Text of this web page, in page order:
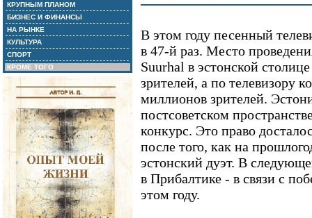
КРУПНЫМ ПЛАНОМ
БИЗНЕС И ФИНАНСЫ
НА РЫНКЕ
КУЛЬТУРА
СПОРТ
КРОМЕ ТОГО
В этом году песенный
в 47-й раз. Место
Suurhal в эстонской
зрителей, а по телевизору
миллионов зрителей.
постсоветском
конкурс. Это право
после того, как на
эстонский дуэт. В
в Прибалтике - в связи с
этом году.